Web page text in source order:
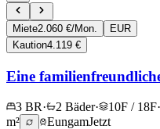
Miete2.060 €/Mon.
EUR
Kaution4.119 €
Eine
3 BR· 2 Bäder· 10F / 18F·
m²
EungamJetzt